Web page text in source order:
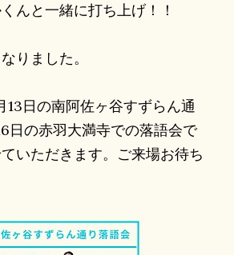
んと一緒に打ち上げ！！
りました。
日の南阿佐ヶ谷すずらん通
日の赤羽大満寺での落語会で
いただきます。ご来場お待ち